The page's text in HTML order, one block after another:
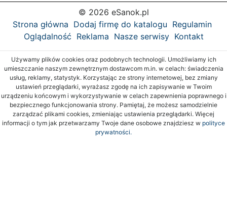
© 2026 eSanok.pl
Strona główna Dodaj firmę do katalogu Regulamin
Oglądalność Reklama Nasze serwisy Kontakt
Używamy plików cookies oraz podobnych technologii. Umożliwiamy ich
umieszczanie naszym zewnętrznym dostawcom m.in. w celach: świadczenia
usług, reklamy, statystyk. Korzystając ze strony internetowej, bez zmiany
ustawień przeglądarki, wyrażasz zgodę na ich zapisywanie w Twoim
urządzeniu końcowym i wykorzystywanie w celach zapewnienia poprawnego i
bezpiecznego funkcjonowania strony. Pamiętaj, że możesz samodzielnie
zarządzać plikami cookies, zmieniając ustawienia przeglądarki. Więcej
informacji o tym jak przetwarzamy Twoje dane osobowe znajdziesz w polityce
prywatności.